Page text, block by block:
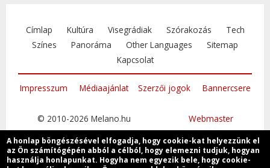
Címlap Kultúra Visegrádiak Szórakozás
Tech
Színes
Panoráma Other Languages
Sitemap
Kapcsolat
Impresszum Médiaajánlat Szerzői jogok Bannercsere
© 2010-2026 Melano.hu Webmaster
A honlap böngészésével elfogadja, hogy cookie-kat helyezzünk el
az Ön számítógépén abból a célból, hogy elemezni tudjuk, hogyan
használja honlapunkat. Hogyha nem egyezik bele, hogy cookie-